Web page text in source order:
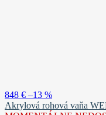
848 € –13 %
Akrylová rohová vaňa